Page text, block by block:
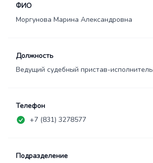
ФИО
Моргунова Марина Александровна
Должность
Ведущий судебный пристав-исполнитель
Телефон
+7 (831) 3278577
Подразделение